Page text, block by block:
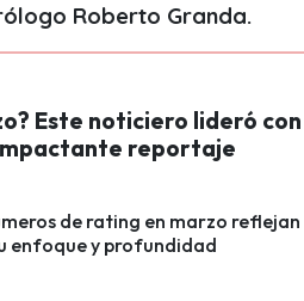
Roberto Granda.
Este noticiero lideró con
reportaje
de rating en marzo reflejan
enfoque y profundidad